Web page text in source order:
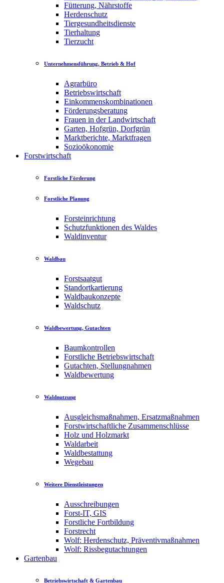
Fütterung, Nährstoffe
Herdenschutz
Tiergesundheitsdienste
Tierhaltung
Tierzucht
Unternehmensführung, Betrieb & Hof
Agrarbüro
Betriebswirtschaft
Einkommenskombinationen
Förderungsberatung
Frauen in der Landwirtschaft
Garten, Hofgrün, Dorfgrün
Marktberichte, Marktfragen
Sozioökonomie
Forstwirtschaft
Forstliche Förderung
Forstliche Planung
Forsteinrichtung
Schutzfunktionen des Waldes
Waldinventur
Waldbau
Forstsaatgut
Standortkartierung
Waldbaukonzepte
Waldschutz
Waldbewertung, Gutachten
Baumkontrollen
Forstliche Betriebswirtschaft
Gutachten, Stellungnahmen
Waldbewertung
Waldnutzung
Ausgleichsmaßnahmen, Ersatzmaßnahmen
Forstwirtschaftliche Zusammenschlüsse
Holz und Holzmarkt
Waldarbeit
Waldbestattung
Wegebau
Weitere Dienstleistungen
Ausschreibungen
Forst-IT, GIS
Forstliche Fortbildung
Forstrecht
Wolf: Herdenschutz, Präventivmaßnahmen
Wolf: Rissbegutachtungen
Gartenbau
Betriebswirtschaft & Gartenbau